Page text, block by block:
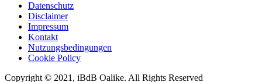
Datenschutz
Disclaimer
Impressum
Kontakt
Nutzungsbedingungen
Cookie Policy
Copyright © 2021, iBdB Oalike. All Rights Reserved